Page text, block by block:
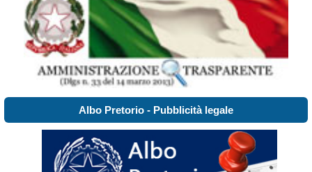
Albo Pretorio - Pubblicità legale